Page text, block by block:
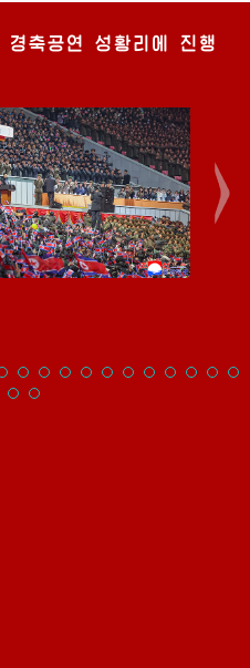
축공연 성황리에 진행